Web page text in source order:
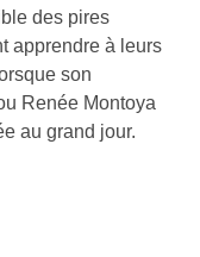
des pires
apprendre à leurs
son
Renée Montoya
au grand jour.